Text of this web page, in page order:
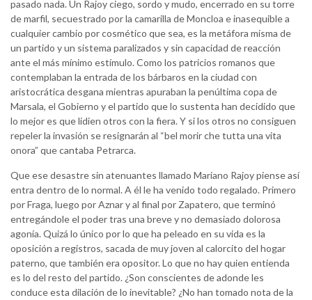
pasado nada. Un Rajoy ciego, sordo y mudo, encerrado en su torre
de marfil, secuestrado por la camarilla de Moncloa e inasequible a
cualquier cambio por cosmético que sea, es la metáfora misma de
un partido y un sistema paralizados y sin capacidad de reacción
ante el más mínimo estímulo. Como los patricios romanos que
contemplaban la entrada de los bárbaros en la ciudad con
aristocrática desgana mientras apuraban la penúltima copa de
Marsala, el Gobierno y el partido que lo sustenta han decidido que
lo mejor es que lidien otros con la fiera. Y si los otros no consiguen
repeler la invasión se resignarán al “bel morir che tutta una vita
onora” que cantaba Petrarca.
Que ese desastre sin atenuantes llamado Mariano Rajoy piense así
entra dentro de lo normal. A él le ha venido todo regalado. Primero
por Fraga, luego por Aznar y al final por Zapatero, que terminó
entregándole el poder tras una breve y no demasiado dolorosa
agonía. Quizá lo único por lo que ha peleado en su vida es la
oposición a registros, sacada de muy joven al calorcito del hogar
paterno, que también era opositor. Lo que no hay quien entienda
es lo del resto del partido. ¿Son conscientes de adonde les
conduce esta dilación de lo inevitable? ¿No han tomado nota de la